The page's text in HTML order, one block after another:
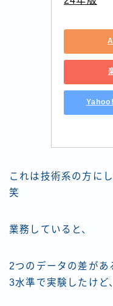
これは技術系の方に
笑
業務していると、
2つのデータの差があ
3水準で実験したけど